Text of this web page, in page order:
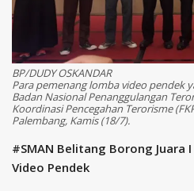
BP/DUDY OSKANDAR
Para pemenang lomba video pendek
Badan Nasional Penanggulangan
Koordinasi Pencegahan Terorisme
Palembang, Kamis (18/7).
#SMAN Belitang Borong Juara I
Video Pendek